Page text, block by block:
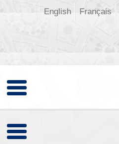
Français
English